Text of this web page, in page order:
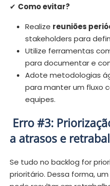
✔ Como evitar?
Realize reuniões
stakeholders para
Utilize ferramentas
para documentar e
Adote metodologias
para manter um fluxo
equipes.
Erro #3:
a atrasos e
Se tudo no backlog for
prioritário. Dessa forma,